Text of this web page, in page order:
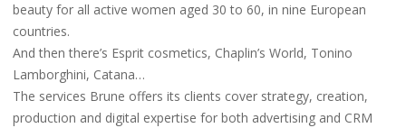
beauty for all active women aged 30 to 60, in nine European
countries.
And then there’s Esprit cosmetics, Chaplin’s World, Tonino
Lamborghini, Catana…
The services Brune offers its clients cover strategy, creation,
production and digital expertise for both advertising and CRM